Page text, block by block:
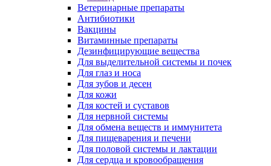
Ветеринарные препараты
Антибиотики
Вакцины
Витаминные препараты
Дезинфицирующие вещества
Для выделительной системы и почек
Для глаз и носа
Для зубов и десен
Для кожи
Для костей и суставов
Для нервной системы
Для обмена веществ и иммунитета
Для пищеварения и печени
Для половой системы и лактации
Для сердца и кровообращения